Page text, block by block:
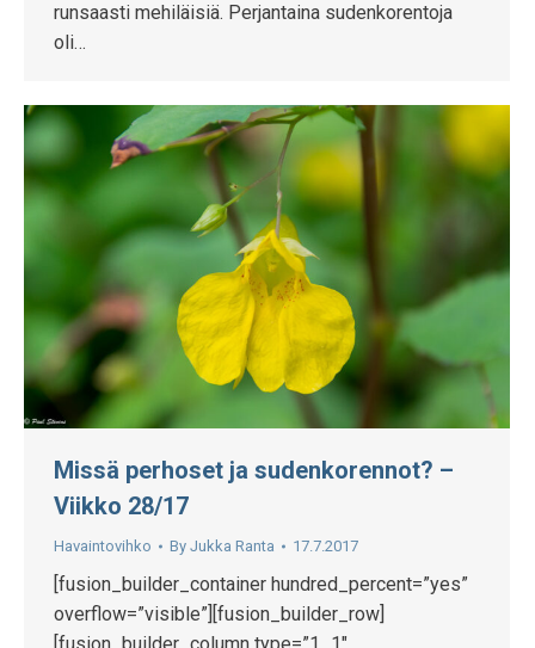
runsaasti mehiläisiä. Perjantaina sudenkorentoja
oli…
Missä perhoset ja sudenkorennot? –
Viikko 28/17
Havaintovihko By Jukka Ranta 17.7.2017
[fusion_builder_container hundred_percent=”yes”
overflow=”visible”][fusion_builder_row]